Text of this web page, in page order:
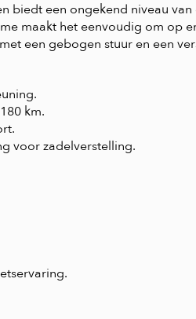
biedt een ongekend niveau
maakt het eenvoudig om op
een gebogen stuur en een
km.
voor zadelverstelling.